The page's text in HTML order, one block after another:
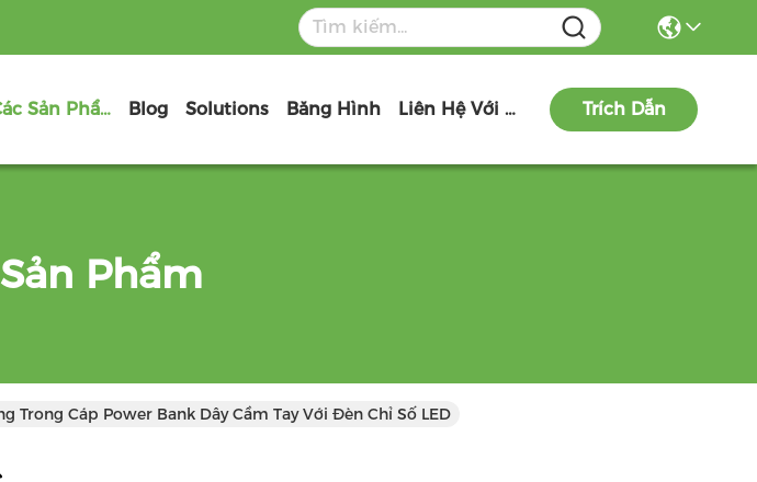
Các Sản Phẩm Blog Solutions Băng Hình Liên Hệ Với Chúng Tôi Trích Dẫn
Phẩm
Trong Cáp Power Bank Dây Cầm Tay Với Đèn Chỉ Số LED